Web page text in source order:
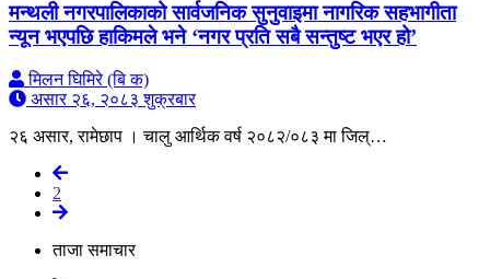
मन्थली नगरपालिकाको सार्वजनिक सुनुवाइमा नागरिक सहभागीता
न्यून भएपछि हाकिमले भने ‘नगर प्रति सबै सन्तुष्ट भएर हो’
मिलन घिमिरे (बि क)
असार २६, २०८३ शुक्रबार
२६ असार, रामेछाप । चालु आर्थिक वर्ष २०८२/०८३ मा जिल्…
2
ताजा समाचार